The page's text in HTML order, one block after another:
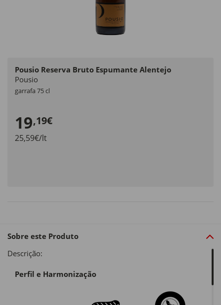
Pousio Reserva Bruto Espumante Alentejo
Pousio
garrafa 75 cl
19,19€
25,59€/lt
Sobre este Produto
Descrição:
Perfil e Harmonização